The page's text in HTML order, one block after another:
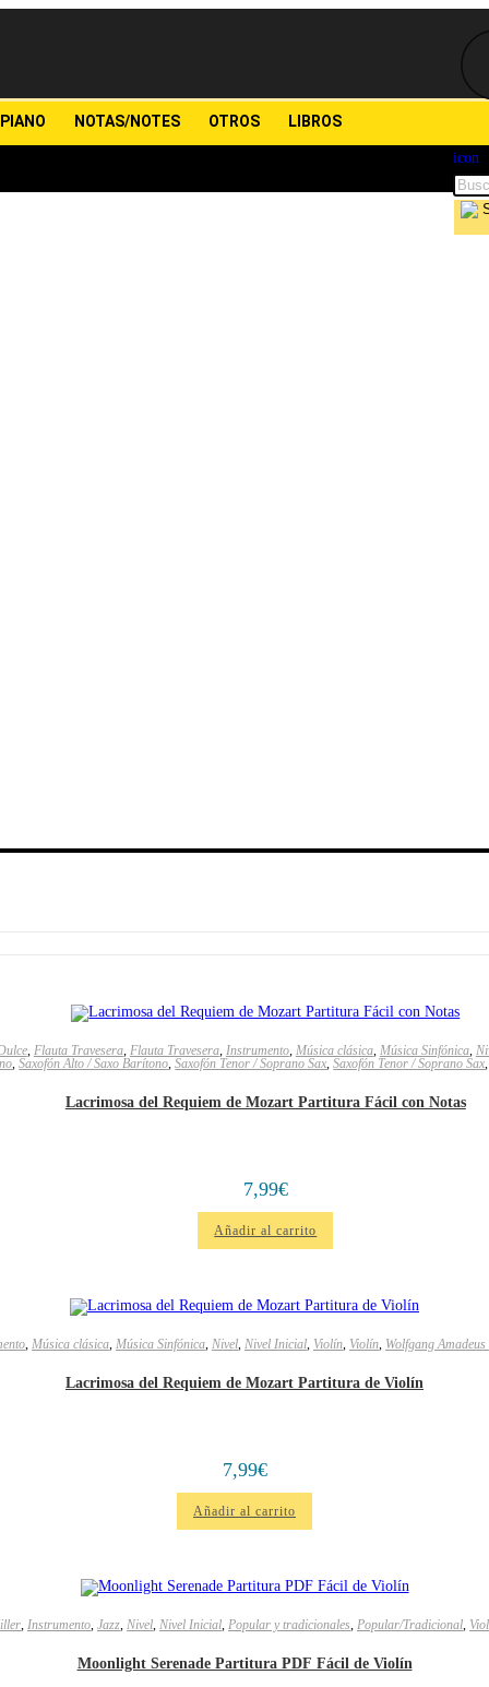
PIANO NOTAS/NOTES OTROS LIBROS
, Flauta Travesera, Flauta Travesera, Instrumento, Música clásica, Música Sinfónica,
,Saxofón Alto / Saxo Barítono ,Saxofón Tenor / Soprano Sax ,Saxofón Tenor / Soprano Sax
Lacrimosa del Requiem de Mozart Partitura Fácil con Notas
7,99€
Añadir al carrito
Música clásica Música Sinfónica Nivel Nivel Inicial Violín Violín Wolfgang
Lacrimosa del Requiem de Mozart Partitura de Violín
7,99€
Añadir al carrito
Instrumento Jazz Nivel Nivel Inicial Popular y tradicionales Popular/Tradicional
Moonlight Serenade Partitura PDF Fácil de Violín